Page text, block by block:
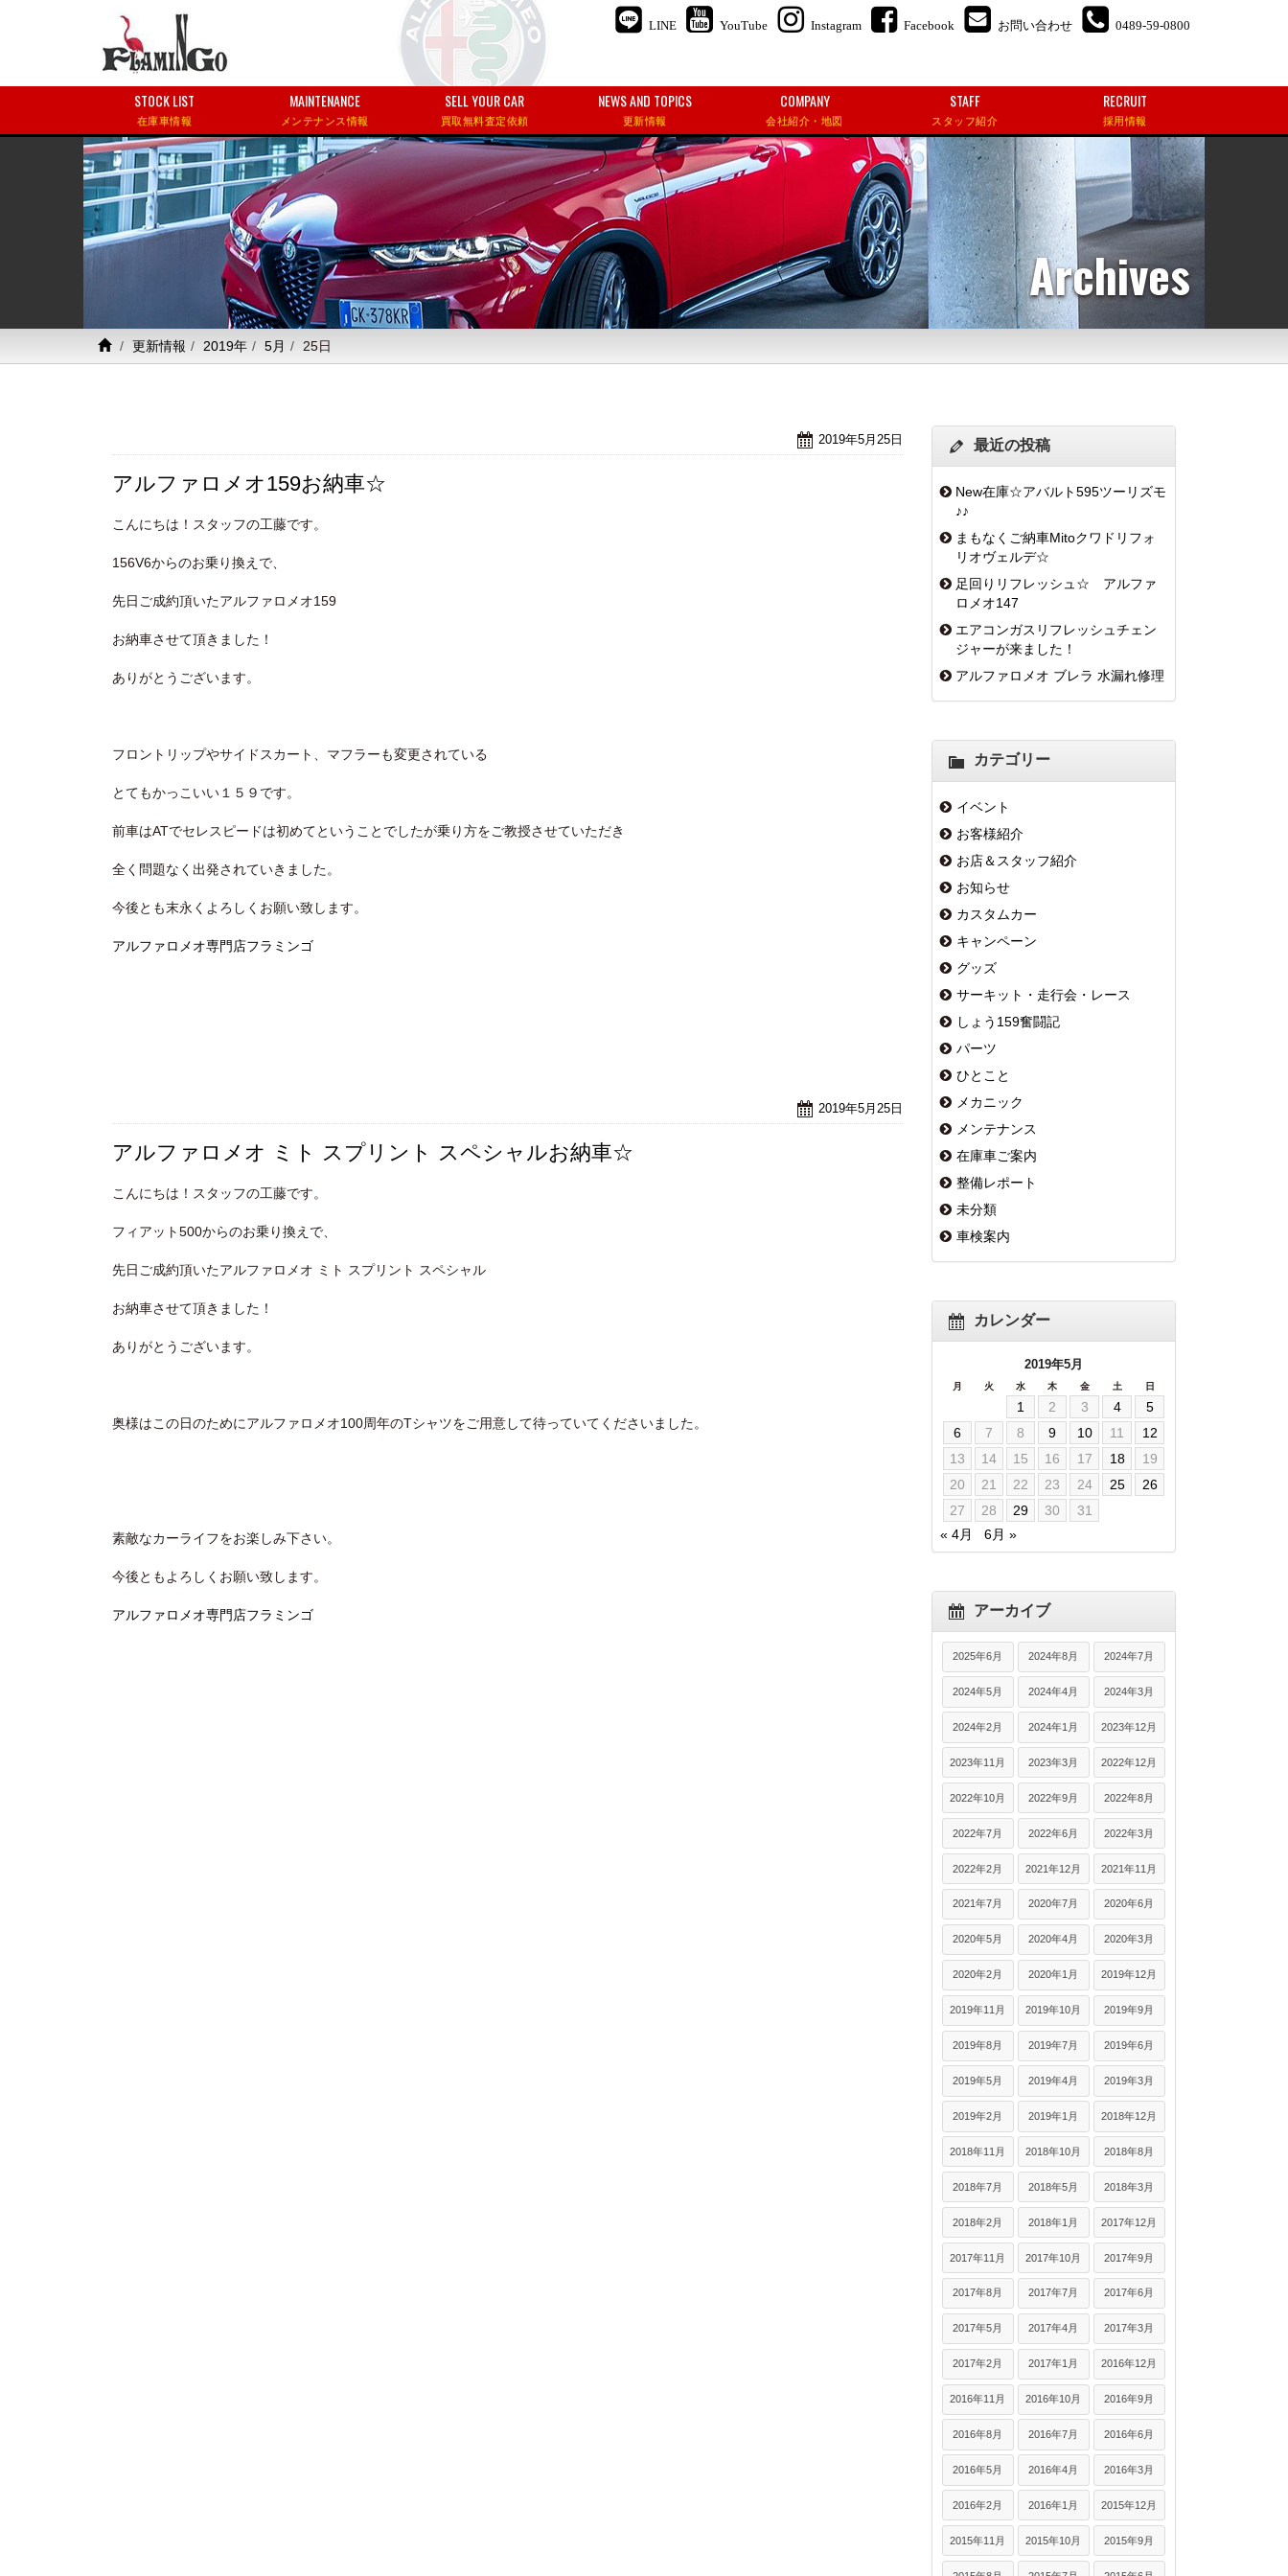
LINE YouTube Instagram Facebook お問い合わせ 0489-59-0800
STOCK LIST
在庫車情報
MAINTENANCE
メンテナンス情報
SELL YOUR CAR
買取無料査定依頼
NEWS AND TOPICS
更新情報
COMPANY
会社紹介・地図
STAFF
スタッフ紹介
RECRUIT
採用情報
Archives
更新情報 2019年 5月 25日
2019年5月25日
アルファロメオ159お納車☆
こんにちは！スタッフの工藤です。
156V6からのお乗り換えで、
先日ご成約頂いたアルファロメオ159
お納車させて頂きました！
ありがとうございます。
フロントリップやサイドスカート、マフラーも変更されている
とてもかっこいい１５９です。
前車はATでセレスピードは初めてということでしたが乗り方をご教授させていただき
全く問題なく出発されていきました。
今後とも末永くよろしくお願い致します。
アルファロメオ専門店フラミンゴ
2019年5月25日
アルファロメオ ミト スプリント スペシャルお納車☆
こんにちは！スタッフの工藤です。
フィアット500からのお乗り換えで、
先日ご成約頂いたアルファロメオ ミト スプリント スペシャル
お納車させて頂きました！
ありがとうございます。
奥様はこの日のためにアルファロメオ100周年のTシャツをご用意して待っていてくださいました。
素敵なカーライフをお楽しみ下さい。
今後ともよろしくお願い致します。
アルファロメオ専門店フラミンゴ
最近の投稿
New在庫☆アバルト595ツーリズモ
♪♪
まもなくご納車Mitoクワドリフォ
リオヴェルデ☆
足回りリフレッシュ☆ アルファ
ロメオ147
エアコンガスリフレッシュチェン
ジャーが来ました！
アルファロメオ ブレラ 水漏れ修理
カテゴリー
イベント
お客様紹介
お店＆スタッフ紹介
お知らせ
カスタムカー
キャンペーン
グッズ
サーキット・走行会・レース
しょう159奮闘記
パーツ
ひとこと
メカニック
メンテナンス
在庫車ご案内
整備レポート
未分類
車検案内
カレンダー
2019年5月
月 火 水 木 金 土 日
1 2 3 4
5
6
7 8 9 10 11
12
13
14 15 16 17 18
19
20
21 22 23 24 25
26
27
28 29 30
31
« 4月
6月 »
アーカイブ
2025年6月 2024年8月 2024年7月
2024年5月 2024年4月 2024年3月
2024年2月 2024年1月 2023年12月
2023年11月 2023年3月 2022年12月
2022年10月 2022年9月 2022年8月
2022年7月 2022年6月 2022年3月
2022年2月 2021年12月 2021年11月
2021年7月 2020年7月 2020年6月
2020年5月 2020年4月 2020年3月
2020年2月 2020年1月 2019年12月
2019年11月 2019年10月 2019年9月
2019年8月 2019年7月 2019年6月
2019年5月 2019年4月 2019年3月
2019年2月 2019年1月 2018年12月
2018年11月 2018年10月 2018年8月
2018年7月 2018年5月 2018年3月
2018年2月 2018年1月 2017年12月
2017年11月 2017年10月 2017年9月
2017年8月 2017年7月 2017年6月
2017年5月 2017年4月 2017年3月
2017年2月 2017年1月 2016年12月
2016年11月 2016年10月 2016年9月
2016年8月 2016年7月 2016年6月
2016年5月 2016年4月 2016年3月
2016年2月 2016年1月 2015年12月
2015年11月 2015年10月 2015年9月